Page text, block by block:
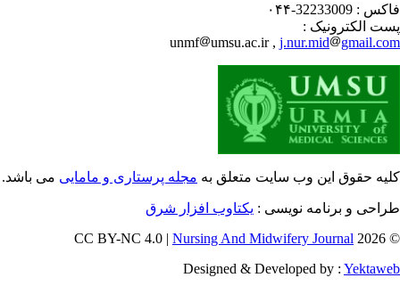
: 32233009-۰۴۴
الکترونیک :
unmf
umsu.ac.ir ,j.nur.mid
حقوق این وب سایت متعلق بهمجله پرستاری و ماماییمی باشد.
و برنامه نویسی : یکتاوب افزار شرق
©
Nursing And Midwifery Journal
Designed & Developed by :